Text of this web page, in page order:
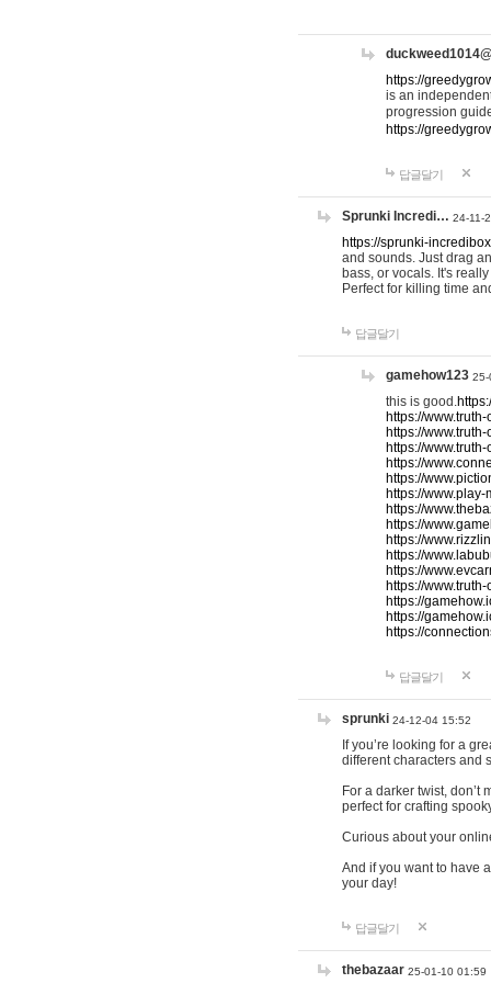
https://
is an
progression
https://
답글달기
Sprunki Incredi… 24-11-
https://sprunki-
and sounds. Just drag
bass, or vocals. It's
Perfect for killing time
답글달기
gamehow123 25-
this is good.
https://
https://
https://
https://
https://
https://
https://
https://
https://
https://
https://
https://
https://
https://
https://
답글달기
sprunki 24-12-04 15:52
If you’re looking for a
different characters and
For a darker twist, don’t
perfect for crafting
Curious about your
And if you want to have
your day!
답글달기
thebazaar 25-01-10 01:59